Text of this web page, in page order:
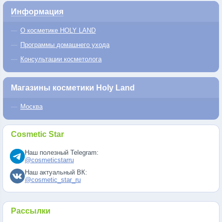
Информация
О косметике HOLY LAND
Программы домашнего ухода
Консультации косметолога
Магазины косметики Holy Land
Москва
Cosmetic Star
Наш полезный Telegram:
@cosmeticstarru
Наш актуальный ВК:
@cosmetic_star_ru
Рассылки